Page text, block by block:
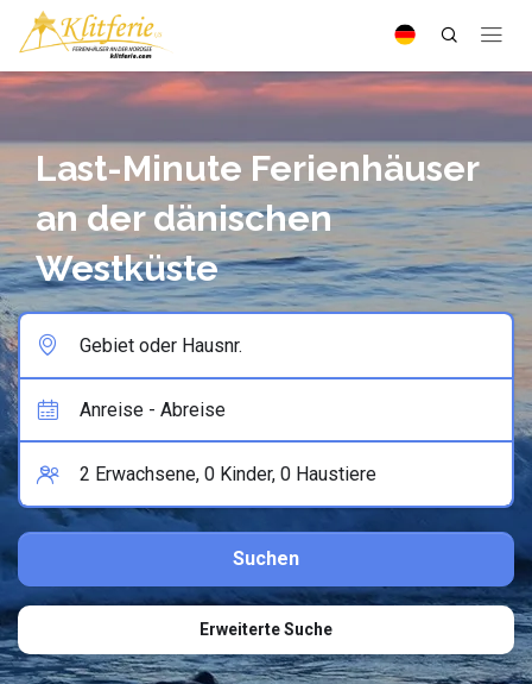
Last-Minute Ferienhäuser
an der dänischen
Westküste
Erweiterte Suche